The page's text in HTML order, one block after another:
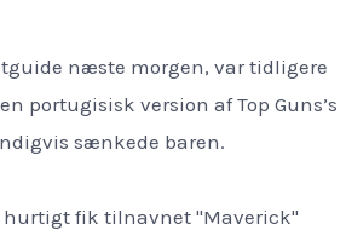
næste morgen, var tidligere
portugisisk version af Top Guns’s
sænkede baren.
hurtigt fik tilnavnet "Maverick"